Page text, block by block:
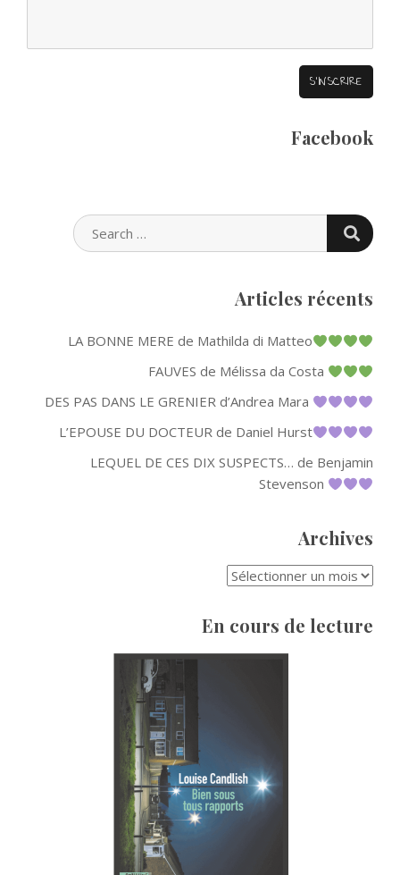
Facebook
SEARCH
FOR:
Articles récents
LA BONNE MERE de Mathilda di Matteo
FAUVES de Mélissa da Costa
DES PAS DANS LE GRENIER d’Andrea Mara
L’EPOUSE DU DOCTEUR de Daniel Hurst
LEQUEL DE CES DIX SUSPECTS… de Benjamin
Stevenson
Archives
En cours de lecture